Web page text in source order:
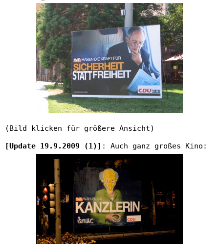
(Bild klicken für größere Ansicht)
[Update 19.9.2009 (1)] : Auch ganz großes Kino: